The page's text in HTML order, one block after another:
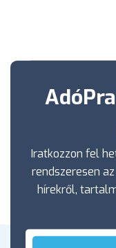
Iratkozzon fel
rendszeresen
hírekről,